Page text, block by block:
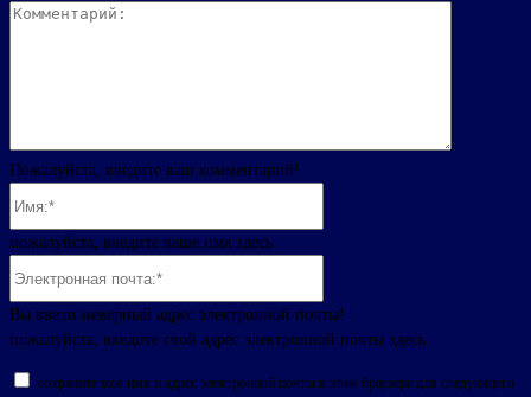
Пожалуйста, введите ваш комментарий!
пожалуйста, введите ваше имя здесь
Вы ввели неверный адрес электронной почты!
пожалуйста, введите свой адрес электронной почты здесь
сохраните мое имя и адрес электронной почты в этом браузере для следующего